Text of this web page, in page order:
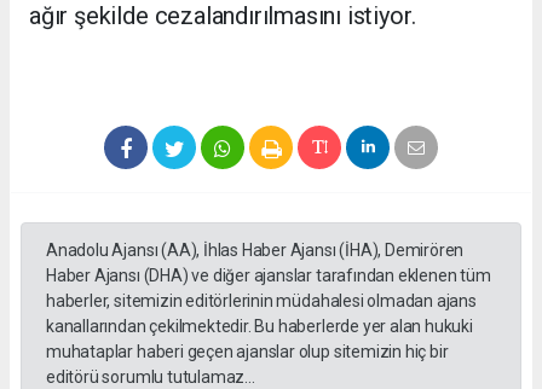
ağır şekilde cezalandırılmasını istiyor.
Anadolu Ajansı (AA), İhlas Haber Ajansı (İHA), Demirören
Haber Ajansı (DHA) ve diğer ajanslar tarafından eklenen tüm
haberler, sitemizin editörlerinin müdahalesi olmadan ajans
kanallarından çekilmektedir. Bu haberlerde yer alan hukuki
muhataplar haberi geçen ajanslar olup sitemizin hiç bir
editörü sorumlu tutulamaz...